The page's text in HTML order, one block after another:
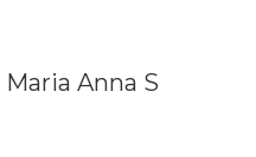
Maria Anna S